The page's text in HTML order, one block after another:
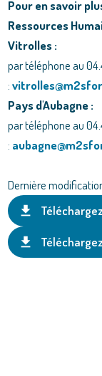
Pour en savoir
Ressources
Vitrolles :
par téléphone au
:
Pays d'Aubagne :
par téléphone au
:
Dernière
get_app
get_app